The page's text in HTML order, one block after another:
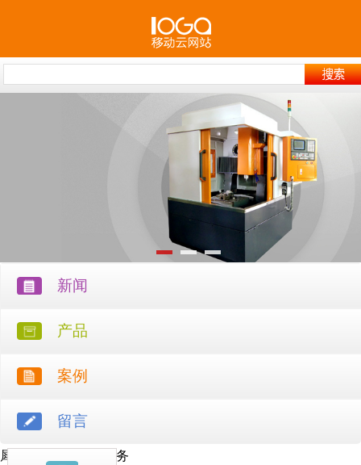
新闻
产品
案例
留言
犀牛云提供云计算服务